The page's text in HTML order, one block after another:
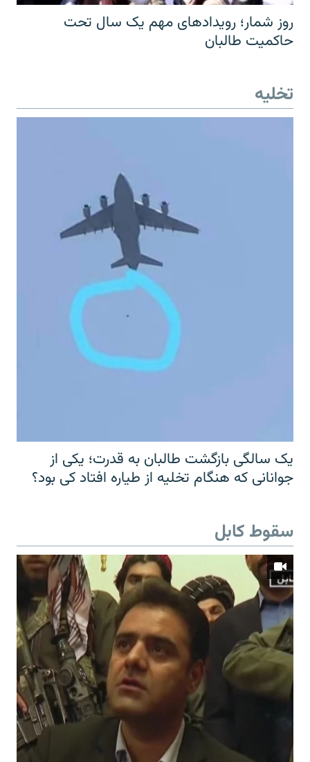
روز شمار؛ رویدادهای مهم یک سال تحت
حاکمیت طالبان
تخلیه
یک سالگی بازگشت طالبان به قدرت؛ یکی از
جوانانی که هنگام تخلیه از طیاره افتاد کی بود؟
سقوط کابل